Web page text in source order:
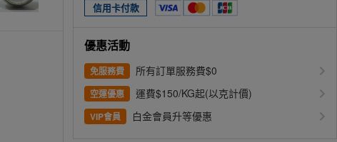
信用卡付款
優惠活動
免服務費 所有訂單服務費$0
空運優惠 運費$150/KG起(以克計價)
VIP會員 白金會員升等優惠